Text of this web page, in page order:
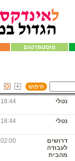
פוסטפרטום
נטלי 18:44
נטלי 18:44
דרושים
לעבודה
מהבית
02:00